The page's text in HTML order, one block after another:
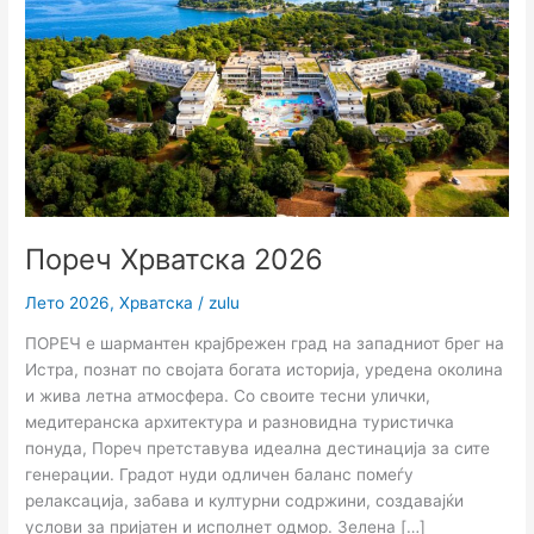
Пореч Хрватска 2026
Лето 2026,Хрватска / zulu
ПОРЕЧ е шармантен крајбрежен град на западниот брег на
Истра, познат по својата богата историја, уредена околина
и жива летна атмосфера. Со своите тесни улички,
медитеранска архитектура и разновидна туристичка
понуда, Пореч претставува идеална дестинација за сите
генерации. Градот нуди одличен баланс помеѓу
релаксација, забава и културни содржини, создавајќи
услови за пријатен и исполнет одмор. Зелена […]